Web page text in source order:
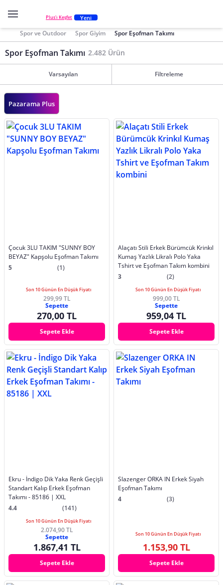
Plus'ı Keşfet Yeni
Spor ve Outdoor Spor Giyim Spor Eşofman Takımı
Spor Eşofman Takımı 2.482 Ürün
Varsayılan Filtreleme
Pazarama Plus
Çocuk 3LU TAKIM "SUNNY BOY
BEYAZ" Kapşolu Eşofman Takımı
5
(1)
Son 10 Günün En Düşük Fiyatı
299,99 TL
Sepette
270,00 TL
Sepete Ekle
Alaçatı Stili Erkek Bürümcük Krinkıl
Kumaş Yazlık Likralı Polo Yaka
Tshirt ve Eşofman Takım kombini
3
(2)
Son 10 Günün En Düşük Fiyatı
999,00 TL
Sepette
959,04 TL
Sepete Ekle
Ekru - İndigo Dik Yaka Renk Geçişli
Standart Kalıp Erkek Eşofman
Takımı - 85186 | XXL
4.4
(141)
Son 10 Günün En Düşük Fiyatı
2.074,90 TL
Sepette
1.867,41 TL
Sepete Ekle
Slazenger ORKA IN Erkek Siyah
Eşofman Takımı
4
(3)
Son 10 Günün En Düşük Fiyatı
1.153,90 TL
Sepete Ekle